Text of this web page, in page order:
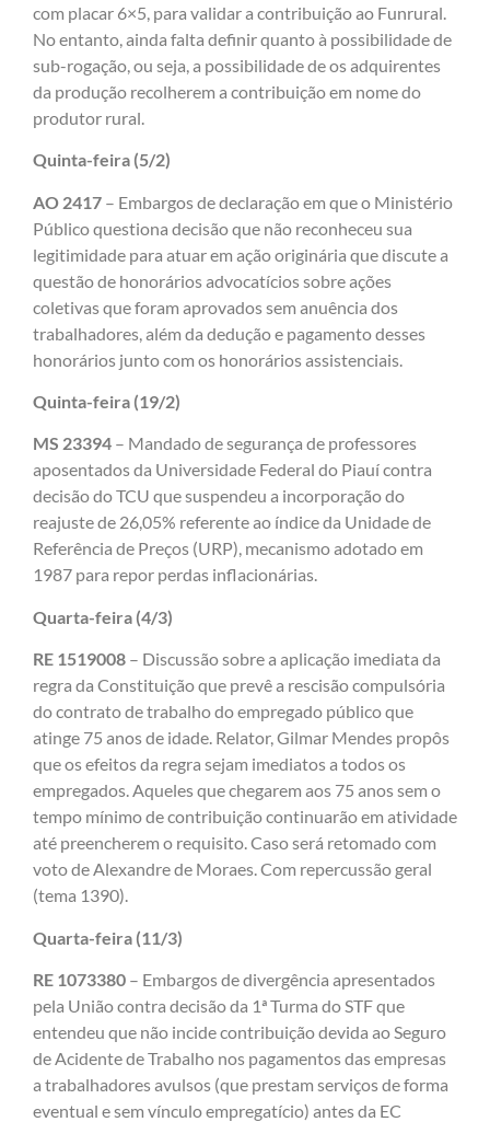
com placar 6×5, para validar a contribuição ao Funrural.
No entanto, ainda falta definir quanto à possibilidade de
sub-rogação, ou seja, a possibilidade de os adquirentes
da produção recolherem a contribuição em nome do
produtor rural.
Quinta-feira (5/2)
AO 2417 – Embargos de declaração em que o Ministério
Público questiona decisão que não reconheceu sua
legitimidade para atuar em ação originária que discute a
questão de honorários advocatícios sobre ações
coletivas que foram aprovados sem anuência dos
trabalhadores, além da dedução e pagamento desses
honorários junto com os honorários assistenciais.
Quinta-feira (19/2)
MS 23394 – Mandado de segurança de professores
aposentados da Universidade Federal do Piauí contra
decisão do TCU que suspendeu a incorporação do
reajuste de 26,05% referente ao índice da Unidade de
Referência de Preços (URP), mecanismo adotado em
1987 para repor perdas inflacionárias.
Quarta-feira (4/3)
RE 1519008 – Discussão sobre a aplicação imediata da
regra da Constituição que prevê a rescisão compulsória
do contrato de trabalho do empregado público que
atinge 75 anos de idade. Relator, Gilmar Mendes propôs
que os efeitos da regra sejam imediatos a todos os
empregados. Aqueles que chegarem aos 75 anos sem o
tempo mínimo de contribuição continuarão em atividade
até preencherem o requisito. Caso será retomado com
voto de Alexandre de Moraes. Com repercussão geral
(tema 1390).
Quarta-feira (11/3)
RE 1073380 – Embargos de divergência apresentados
pela União contra decisão da 1ª Turma do STF que
entendeu que não incide contribuição devida ao Seguro
de Acidente de Trabalho nos pagamentos das empresas
a trabalhadores avulsos (que prestam serviços de forma
eventual e sem vínculo empregatício) antes da EC